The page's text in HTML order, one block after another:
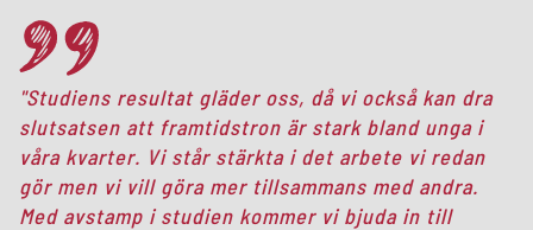
Studiens resultat gläder oss, då vi också kan dra
slutsatsen att framtidstron är stark bland unga i
våra kvarter. Vi står stärkta i det arbete vi redan
gör men vi vill göra mer tillsammans med andra.
Med avstamp i studien kommer vi bjuda in till